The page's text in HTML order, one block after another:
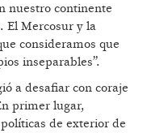
nuestro continente
El Mercosur y la
consideramos que
inseparables”.
a desafiar con coraje
primer lugar,
de exterior de